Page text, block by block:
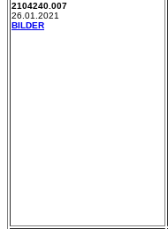
2104240.007
26.01.2021
BILDER